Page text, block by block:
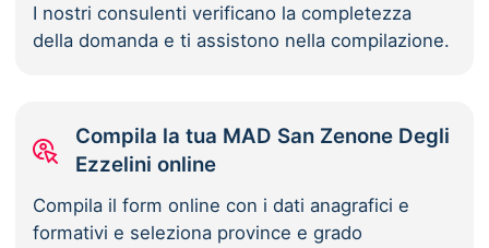
I nostri consulenti verificano la completezza
della domanda e ti assistono nella compilazione.
Compila la tua MAD San Zenone Degli
Ezzelini online
Compila il form online con i dati anagrafici e
formativi e seleziona province e grado